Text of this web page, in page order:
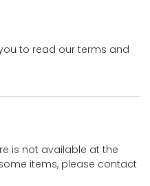
to read our terms and
is not available at the
items, please contact